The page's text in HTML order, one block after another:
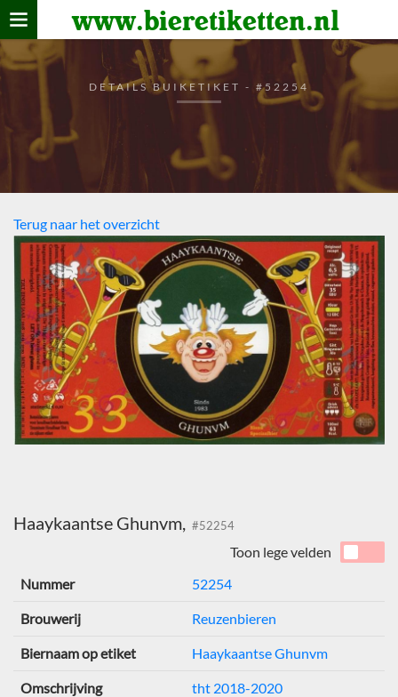
www.bieretiketten.nl
Home
verzamelen
De bierkaart
Bezoekers
DETAILS BUIKETIKET - #52254
Terug naar het overzicht
Haaykaantse Ghunvm, #52254
Toon lege velden
Nummer
52254
Brouwerij Reuzenbieren
Biernaam op etiket Haaykaantse Ghunvm
Omschrijving tht 2018-2020